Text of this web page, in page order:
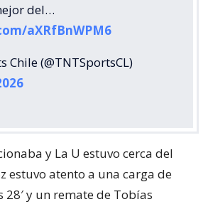
del…
aXRfBnWPM6
Chile (@TNTSportsCL)
y La U estuvo cerca del
estuvo atento a una carga de
28′ y un remate de Tobías